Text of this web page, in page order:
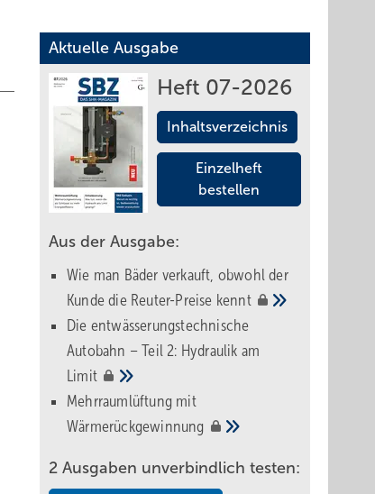
Aktuelle Ausgabe
Heft 07-2026
Inhaltsverzeichnis
Einzelheft
bestellen
Aus der Ausgabe:
Wie man Bäder verkauft, obwohl der
Kunde die Reuter-Preise kennt
Die entwässerungstechnische
Autobahn – Teil 2: Hydraulik am
Limit
Mehrraumlüftung mit
Wärmerückgewinnung
2 Ausgaben unverbindlich testen: